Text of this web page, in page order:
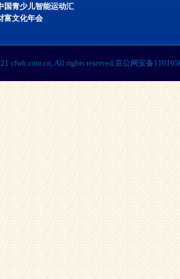
国青少儿智能运动汇
富文化年会
cfwh.com.cn, All rights reserved 京公网安备